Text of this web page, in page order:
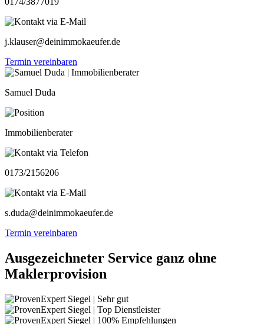
j.klauser@deinimmokaeufer.de
Termin vereinbaren
Samuel Duda
Immobilienberater
0173/2156206
s.duda@deinimmokaeufer.de
Termin vereinbaren
Ausgezeichneter Service ganz ohne
Maklerprovision